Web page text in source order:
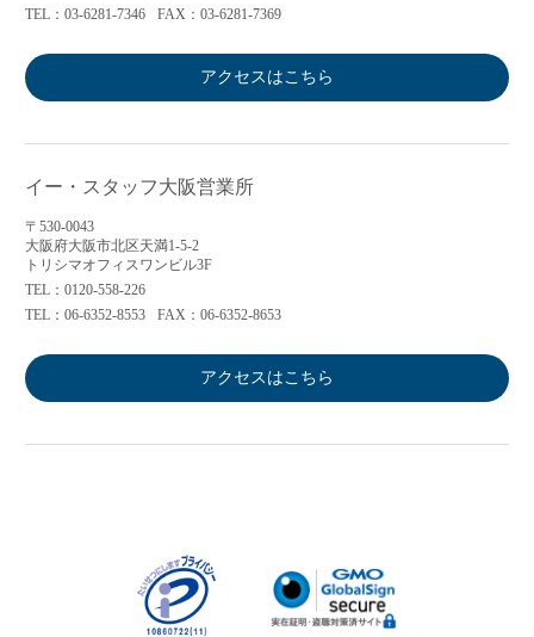
TEL：03-6281-7346
FAX：03-6281-7369
アクセスはこちら
イー・スタッフ大阪営業所
〒530-0043
大阪府大阪市北区天満1-5-2
トリシマオフィスワンビル3F
TEL：0120-558-226
TEL：06-6352-8553
FAX：06-6352-8653
アクセスはこちら